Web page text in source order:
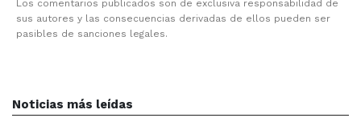
Los comentarios publicados son de exclusiva responsabilidad de
sus autores y las consecuencias derivadas de ellos pueden ser
pasibles de sanciones legales.
Noticias más leídas